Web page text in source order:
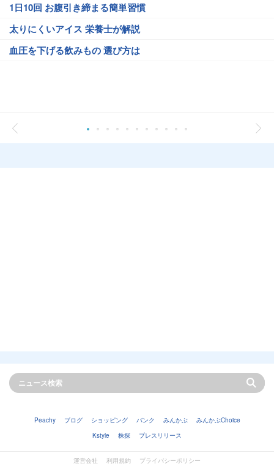
1日10回 お腹引き締まる簡単習慣
太りにくいアイス 栄養士が解説
血圧を下げる飲みもの 選び方は
Peachy ブログ ショッピング バンク みんかぶ
みんかぶChoice
Kstyle
株探 プレスリリース
運営会社 利用規約
プライバシーポリシー